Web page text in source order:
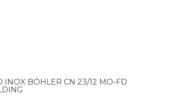
INOX BÖHLER CN 23/12 MO-FD